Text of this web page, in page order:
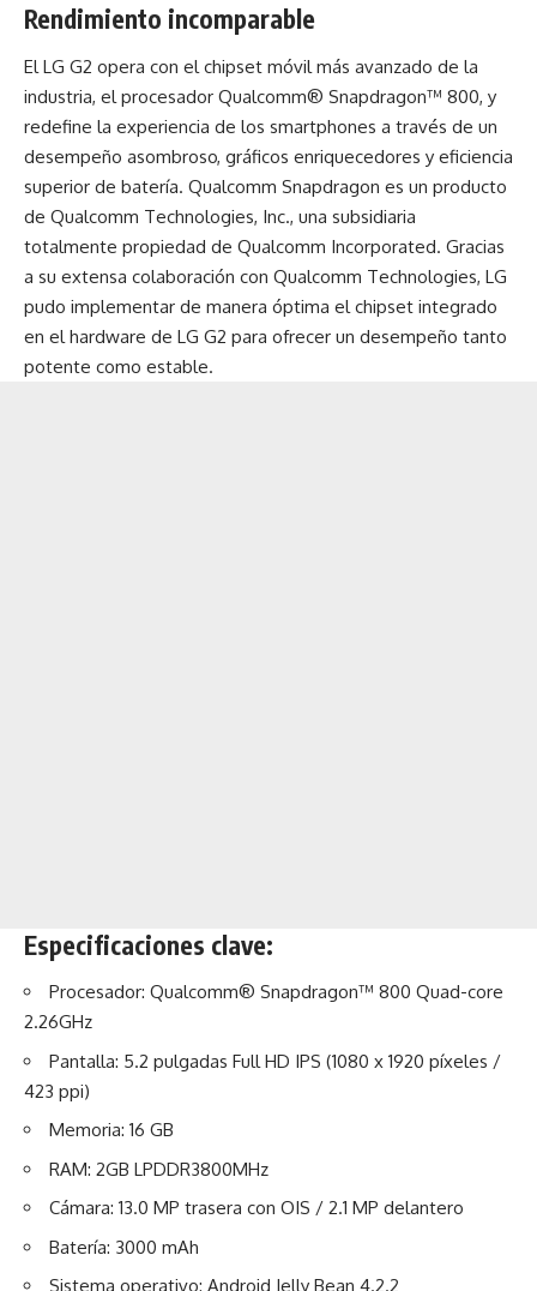
Rendimiento incomparable
El LG G2 opera con el chipset móvil más avanzado de la
industria, el procesador Qualcomm® Snapdragon™ 800, y
redefine la experiencia de los smartphones a través de un
desempeño asombroso, gráficos enriquecedores y eficiencia
superior de batería. Qualcomm Snapdragon es un producto
de Qualcomm Technologies, Inc., una subsidiaria
totalmente propiedad de Qualcomm Incorporated. Gracias
a su extensa colaboración con Qualcomm Technologies, LG
pudo implementar de manera óptima el chipset integrado
en el hardware de LG G2 para ofrecer un desempeño tanto
potente como estable.
Especificaciones clave:
Procesador: Qualcomm® Snapdragon™ 800 Quad-core
2.26GHz
Pantalla: 5.2 pulgadas Full HD IPS (1080 x 1920 píxeles /
423 ppi)
Memoria: 16 GB
RAM: 2GB LPDDR3800MHz
Cámara: 13.0 MP trasera con OIS / 2.1 MP delantero
Batería: 3000 mAh
Sistema operativo: Android Jelly Bean 4.2.2